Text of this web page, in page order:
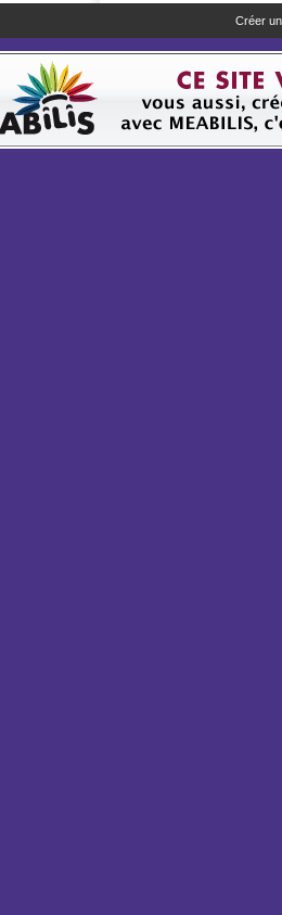
Créer